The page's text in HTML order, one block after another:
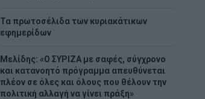
Τα πρωτοσέλιδα των κυριακάτικων
εφημερίδων
Μελίδης: «Ο ΣΥΡΙΖΑ με σαφές, σύγχρονο
και κατανοητό πρόγραμμα απευθύνεται
πλέον σε όλες και όλους που θέλουν την
πολιτική αλλαγή να γίνει πράξη»